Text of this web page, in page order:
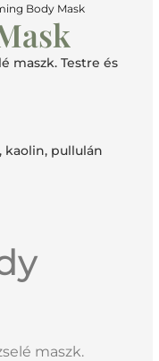
Body Mask
maszk. Testre és
kaolin, pullulán
maszk.